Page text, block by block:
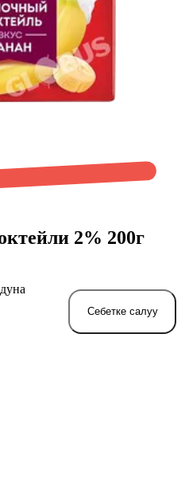
2% 200г
Себетке салуу